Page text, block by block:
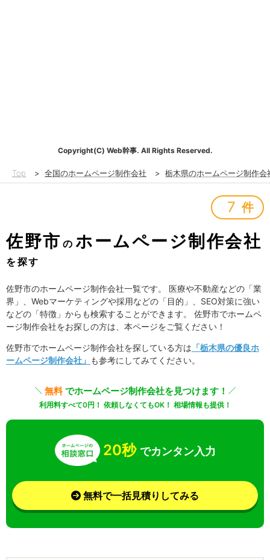
Copyright(C) Web幹事. All Rights Reserved.
Top > 全国のホームページ制作会社 > 栃木県のホームページ制作会
7 件
佐野市 の ホームページ制作会社
を探す
佐野市のホームページ制作会社一覧です。 医療や不動産などの「業
界」、Webマーケティングや採用などの「目的」、SEO対策に強い
などの「特徴」からも検索することができます。 佐野市でホームペ
ージ制作会社をお探しの方は、本ページをご覧ください！
佐野市でホームページ制作会社を探している方は 「栃木県の優良ホ
ームページ制作会社」 も参考にしてみてください。
無料でホームページ制作会社を見つけます！
利用料すべて0円！ 依頼しなくてもOK！ 相場情報も提供！
20秒 でカンタン入力
無料で一括見積りしてみる